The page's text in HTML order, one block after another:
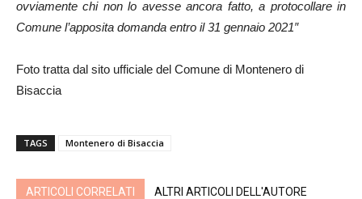
ovviamente chi non lo avesse ancora fatto, a protocollare in
Comune l’apposita domanda entro il 31 gennaio 2021″
Foto tratta dal sito ufficiale del Comune di Montenero di
Bisaccia
TAGS Montenero di Bisaccia
ARTICOLI CORRELATI ALTRI ARTICOLI DELL'AUTORE